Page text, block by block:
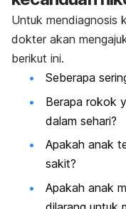
Untuk mendiagnosis
dokter akan
berikut ini.
Seberapa
Berapa rokok
dalam sehari?
Apakah anak
sakit?
Apakah anak